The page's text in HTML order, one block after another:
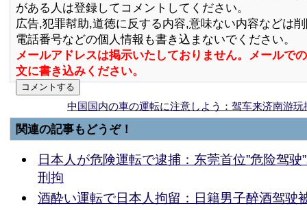
がある人は登録してコメントしてください。
広告,犯罪幇助,道徳に反する内容,意味ない内容などは
電話番号などの個人情報も書き込まないでください。
メールアドレスは掲示いたしておりません。メールで
文に書き込みください。
中国国内の車の運転に注意しよう：驾车来济南游
関連の記事もどうぞ！
日本人が危険運転で逮捕：东莞首位”危险驾驶
刑拘
酒酔い運転で日本人拘留：日籍男子醉酒驾驶